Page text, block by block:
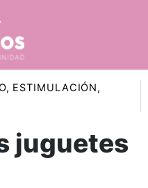
, ESTIMULACIÓN,
juguetes